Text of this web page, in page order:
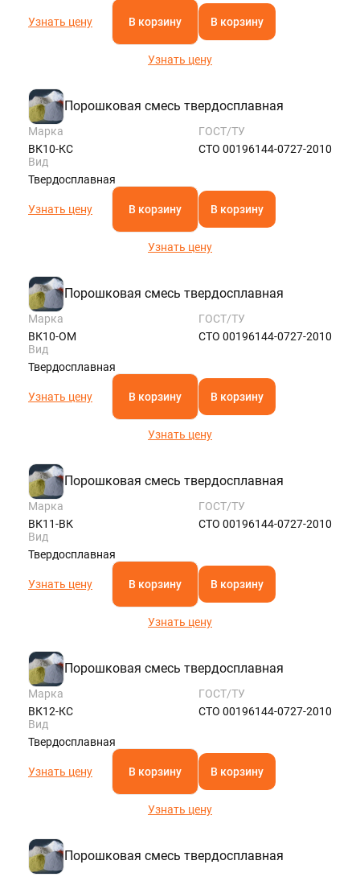
Узнать цену В корзину В корзину
Узнать цену
Порошковая смесь твердосплавная
Марка
ВК10-КС
ГОСТ/ТУ
СТО 00196144-0727-2010
Вид
Твердосплавная
Узнать цену В корзину В корзину
Узнать цену
Порошковая смесь твердосплавная
Марка
ВК10-ОМ
ГОСТ/ТУ
СТО 00196144-0727-2010
Вид
Твердосплавная
Узнать цену В корзину В корзину
Узнать цену
Порошковая смесь твердосплавная
Марка
ВК11-ВК
ГОСТ/ТУ
СТО 00196144-0727-2010
Вид
Твердосплавная
Узнать цену В корзину В корзину
Узнать цену
Порошковая смесь твердосплавная
Марка
ВК12-КС
ГОСТ/ТУ
СТО 00196144-0727-2010
Вид
Твердосплавная
Узнать цену В корзину В корзину
Узнать цену
Порошковая смесь твердосплавная